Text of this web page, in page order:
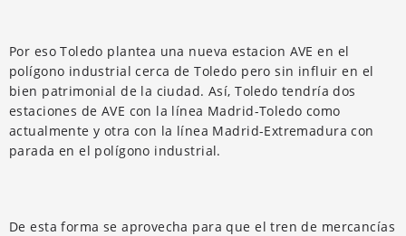
Por eso Toledo plantea una nueva estacion AVE en el
polígono industrial cerca de Toledo pero sin influir en el
bien patrimonial de la ciudad. Así, Toledo tendría dos
estaciones de AVE con la línea Madrid-Toledo como
actualmente y otra con la línea Madrid-Extremadura con
parada en el polígono industrial.
De esta forma se aprovecha para que el tren de mercancías